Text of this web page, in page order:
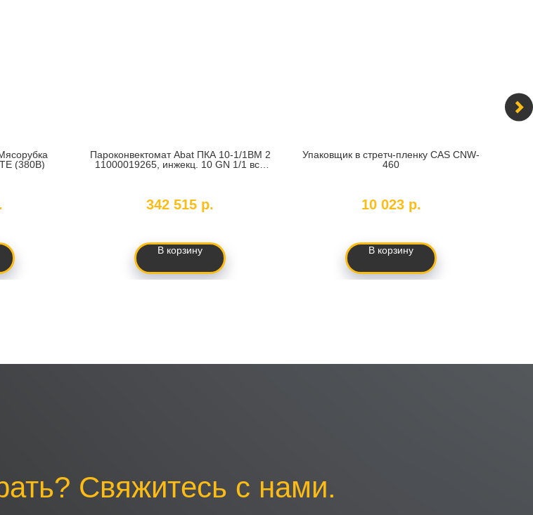
(380В)
Пароконвектомат Abat ПКА 10-1/1ВМ 2
11000019265, инжекц. 10 GN 1/1 вся
342 515 р.
В корзину
Упаковщик в стретч-пленку CAS CNW-
460
10 023 р.
В корзину
Свяжитесь с нами.